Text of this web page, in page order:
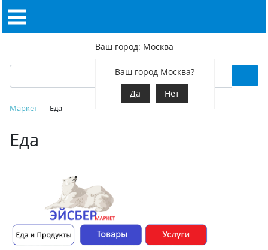
Ваш город: Москва
Ваш город Москва?
Да
Нет
Маркет Еда
Еда